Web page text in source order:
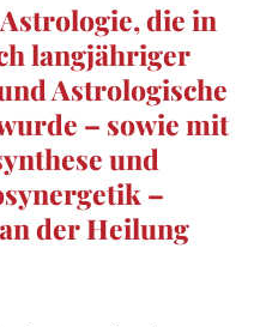
die in
langjähriger
Astrologische
– sowie mit
und
–
der Heilung